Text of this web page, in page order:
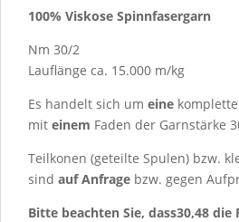
100% Viskose Spinnfasergarn
Nm 30/2
Lauflänge ca. 15.000 m/kg
Es handelt sich um eine
mit einem Faden der Garnstärke
Teilkonen (geteilte Spulen) bzw.
sind auf Anfrage bzw. gegen
Bitte beachten Sie, dass30,48